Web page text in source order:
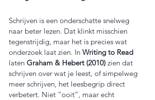
Schrijven is een onderschatte snelweg
naar beter lezen. Dat klinkt misschien
tegenstrijdig, maar het is precies wat
onderzoek laat zien. In Writing to Read
laten Graham & Hebert (2010) zien dat
schrijven over wat je leest, of simpelweg
meer schrijven, het leesbegrip direct
verbetert. Niet “ooit”, maar echt